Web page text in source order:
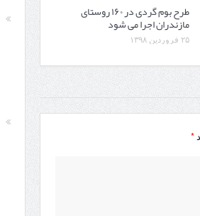
طرح بوم گردی در ۱۶۰ روستای
مازندران اجرا می شود
۲۵ فروردین ۱۳۹۸
*